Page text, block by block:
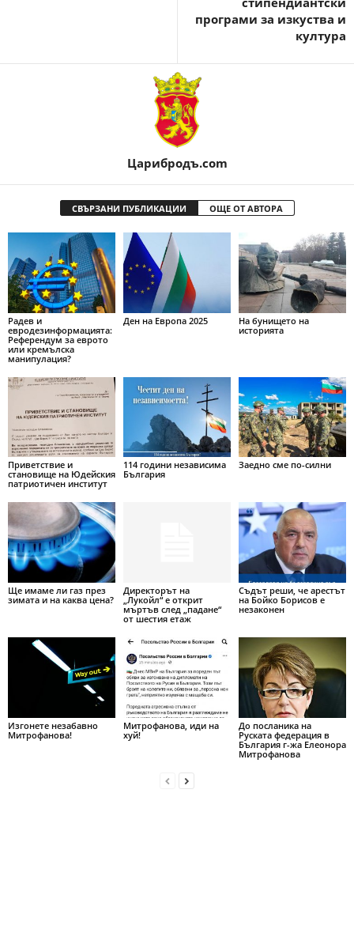
програми за изкуства и
култура
Царибродъ.com
СВЪРЗАНИ ПУБЛИКАЦИИ ОЩЕ ОТ АВТОРА
Радев и
евродезинформацията:
Референдум за еврото
или кремълска
манипулация?
Ден на Европа 2025
На бунището на
историята
Приветствие и
становище на Юдейския
патриотичен институт
114 години независима
България
Заедно сме по-силни
Ще имаме ли газ през
зимата и на каква цена?
Директорът на
„Лукойл“ е открит
мъртъв след „падане“
от шестия етаж
Съдът реши, че арестът
на Бойко Борисов е
незаконен
Изгонете незабавно
Митрофанова!
Митрофанова, иди на
хуй!
До посланика на
Руската федерация в
България г-жа Елеонора
Митрофанова